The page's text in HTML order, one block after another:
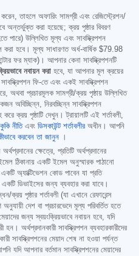
তাহলে অফারিং সামগ্রী এবং রেজিস্ট্রেশন/
অন্তর্ভুক্ত করা হয়েছে; ক্রয় পৃষ্ঠার বিবরণ
পারে) উল্লিখিত মূল্য এবং সাবস্ক্রিপশন
হবে। মূল্য সাধারণত অর্ধ-বার্ষিক $79.98
ফর ম্যাক)। আপনার কেনা সাবস্ক্রিপশনটি
নবায়ন করা হবে, যা আপনার মূল ক্রয়ের
ফি-তে এবং একই সাবস্ক্রিপশন
অথবা প্রচারমূলক সামগ্রী/ক্রয় পৃষ্ঠায় উল্লিখিত
অবিচ্ছিন্ন, নিরবচ্ছিন্ন সাবস্ক্রিপশন
ক্রয় পৃষ্ঠাটি দেখুন। ট্রায়ালটি এই শর্তাবলী,
নীতিএবং ডিসকাউন্ট শর্তাবলীর অধীন। আপনি
করবেন তা জানুন ।
ক্ষেত্রে, প্রতিটি অর্থপ্রদানের
ঠিকানায় একটি ইমেল অনুস্মারক পাঠানো
অ্যাক্টিভেশন কোড পাবেন যা প্রতি
ডিভাইসের জন্য ব্যবহার করা যাবে।
ক্রয় পৃষ্ঠার শর্তাবলী (যা এখানে রেফারেন্স
দেশ বা প্রচারভেদে মূল্য পরিবর্তিত হতে
জন্য স্বয়ংক্রিয়ভাবে নবায়ন হবে, যদি
অর্থপ্রদানকারী সাবস্ক্রিপশন ব্যবহারকারীদের
সাবস্ক্রিপশনের মেয়াদ শেষ না হওয়া পর্যন্ত
আপনার বর্তমান সাবস্ক্রিপশনের মেয়াদের